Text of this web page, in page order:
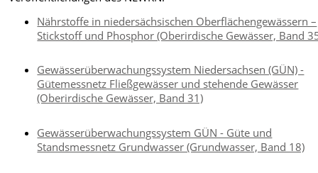
Nährstoffe in niedersächsischen Oberflächengewässern –
Stickstoff und Phosphor (Oberirdische Gewässer, Band
Gewässerüberwachungssystem Niedersachsen (GÜN) -
Gütemessnetz Fließgewässer und stehende Gewässer
(Oberirdische Gewässer, Band 31)
Gewässerüberwachungssystem GÜN - Güte und
Standsmessnetz Grundwasser (Grundwasser, Band 18)